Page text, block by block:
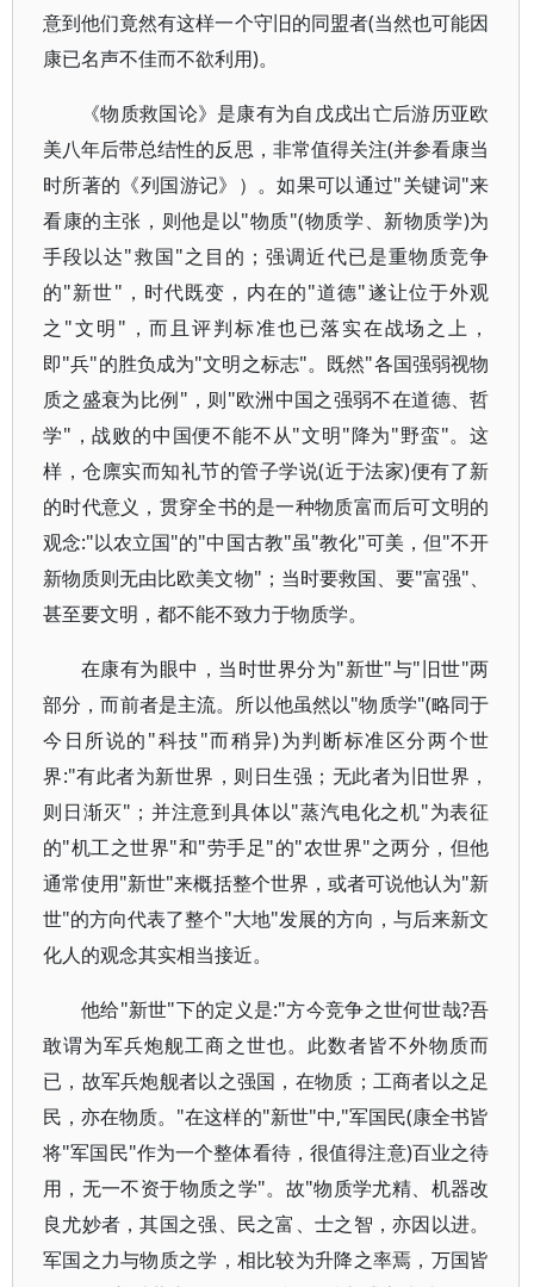
意到他们竟然有这样一个守旧的同盟者(当然也可能因
康已名声不佳而不欲利用)。
《物质救国论》是康有为自戊戌出亡后游历亚欧
美八年后带总结性的反思，非常值得关注(并参看康当
时所著的《列国游记》）。如果可以通过"关键词"来
看康的主张，则他是以"物质"(物质学、新物质学)为
手段以达"救国"之目的；强调近代已是重物质竞争
的"新世"，时代既变，内在的"道德"遂让位于外观
之"文明"，而且评判标准也已落实在战场之上，
即"兵"的胜负成为"文明之标志"。既然"各国强弱视物
质之盛衰为比例"，则"欧洲中国之强弱不在道德、哲
学"，战败的中国便不能不从"文明"降为"野蛮"。这
样，仓廪实而知礼节的管子学说(近于法家)便有了新
的时代意义，贯穿全书的是一种物质富而后可文明的
观念:"以农立国"的"中国古教"虽"教化"可美，但"不开
新物质则无由比欧美文物"；当时要救国、要"富强"、
甚至要文明，都不能不致力于物质学。
在康有为眼中，当时世界分为"新世"与"旧世"两
部分，而前者是主流。所以他虽然以"物质学"(略同于
今日所说的"科技"而稍异)为判断标准区分两个世
界:"有此者为新世界，则日生强；无此者为旧世界，
则日渐灭"；并注意到具体以"蒸汽电化之机"为表征
的"机工之世界"和"劳手足"的"农世界"之两分，但他
通常使用"新世"来概括整个世界，或者可说他认为"新
世"的方向代表了整个"大地"发展的方向，与后来新文
化人的观念其实相当接近。
他给"新世"下的定义是:"方今竞争之世何世哉?吾
敢谓为军兵炮舰工商之世也。此数者皆不外物质而
已，故军兵炮舰者以之强国，在物质；工商者以之足
民，亦在物质。"在这样的"新世"中,"军国民(康全书皆
将"军国民"作为一个整体看待，很值得注意)百业之待
用，无一不资于物质之学"。故"物质学尤精、机器改
良尤妙者，其国之强、民之富、士之智，亦因以进。
军国之力与物质之学，相比较为升降之率焉，万国皆